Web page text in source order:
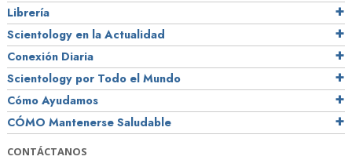
Librería
Scientology en la Actualidad
Conexión Diaria
Scientology por Todo el Mundo
Cómo Ayudamos
CÓMO Mantenerse Saludable
CONTÁCTANOS